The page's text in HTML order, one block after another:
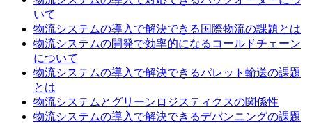
いて
物流システムの導入で解決できる国際物流の課題とは
物流システムの開発で効率的になるコールドチェーン
について
物流システムの導入で解決できるパレット輸送の課題
とは
物流システムとグリーンロジスティクスの関係性
物流システムの導入で解決できるデバンニングの課題